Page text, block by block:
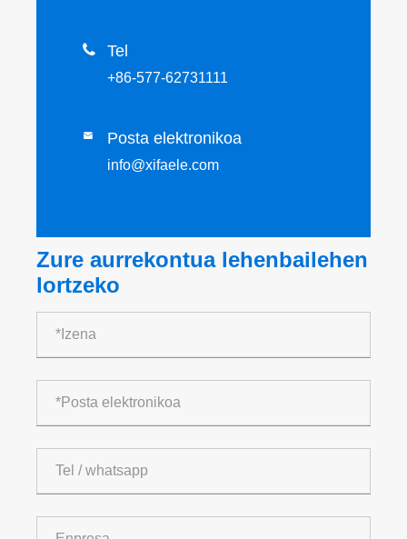
 Tel
+86-577-62731111
 Posta elektronikoa
info@xifaele.com
Zure aurrekontua lehenbailehen
lortzeko